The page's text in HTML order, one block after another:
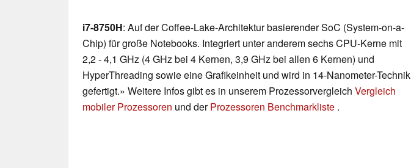
i7-8750H: Auf der Coffee-Lake-Architektur basierender SoC (System-on-a-
Chip) für große Notebooks. Integriert unter anderem sechs CPU-Kerne mit
2,2 - 4,1 GHz (4 GHz bei 4 Kernen, 3,9 GHz bei allen 6 Kernen) und
HyperThreading sowie eine Grafikeinheit und wird in 14-Nanometer-Technik
gefertigt.» Weitere Infos gibt es in unserem Prozessorvergleich Vergleich
mobiler Prozessoren und derProzessoren Benchmarkliste .